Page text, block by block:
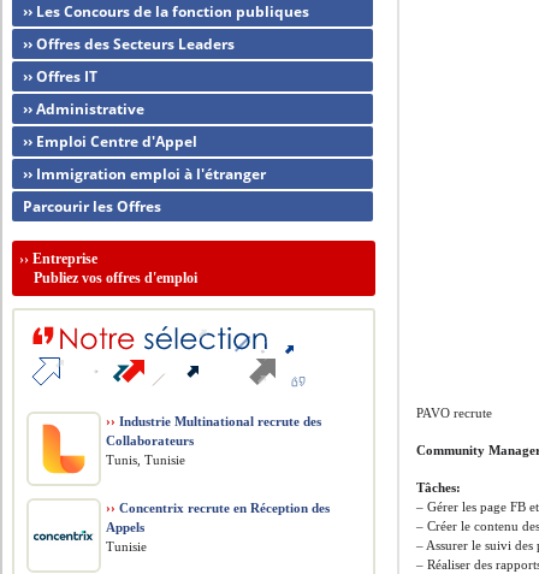
PAVO recrute
Community
Tâches:
– Gérer les page FB
– Créer le contenu
– Assurer le suivi des
– Réaliser des
›› Les Concours de la fonction publiques
›› Offres des Secteurs Leaders
›› Offres IT
›› Administrative
›› Emploi Centre d'Appel
›› Immigration emploi à l'étranger
Parcourir les Offres
››Entreprise
Publiez vos offres d'emploi
›› Industrie Multinational recrute des
Collaborateurs
Tunis, Tunisie
›› Concentrix recrute en Réception des
Appels
Tunisie